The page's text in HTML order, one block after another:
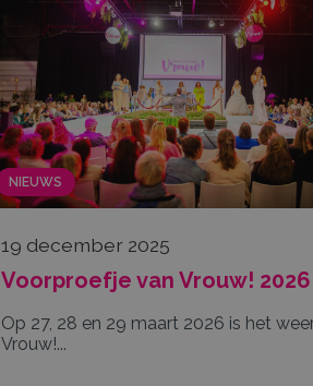
NIEUWS
19 december 2025
Voorproefje van Vrouw! 2026
Op 27, 28 en 29 maart 2026 is het
Vrouw!...